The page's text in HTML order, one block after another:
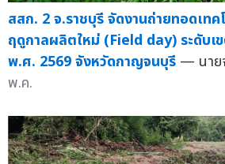
สสก. 2 จ.ราชบุรี จัดงานถ่ายทอดเทค
ฤดูกาลผลิตใหม่ (Field day) ระดับเ
พ.ศ. 2569 จังหวัดกาญจนบุรี — นาย
พ.ค.